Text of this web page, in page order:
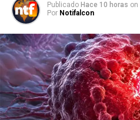
Publicado Hace 10 horas on
Por Notifalcon